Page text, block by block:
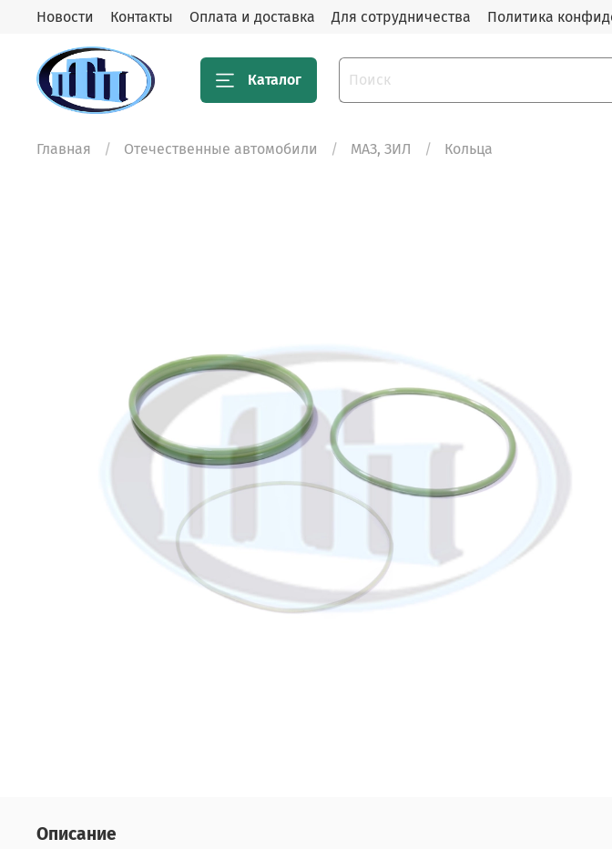
Новости Контакты Оплата и доставка Для сотрудничества Политика
Каталог
Главная Отечественные автомобили МАЗ, ЗИЛ Кольца
Описание